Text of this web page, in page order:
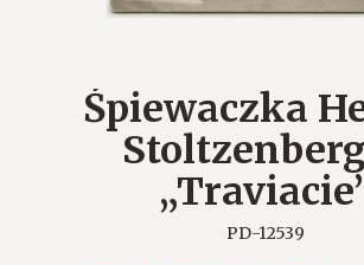
Śpiewaczka
PD-12539